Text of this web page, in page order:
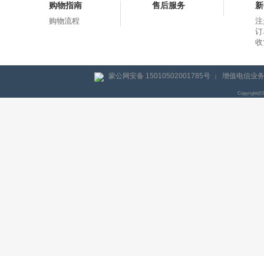
购物指南
购物流程
售后服务
蒙公网安备 15010502001785号 | 增值电信业